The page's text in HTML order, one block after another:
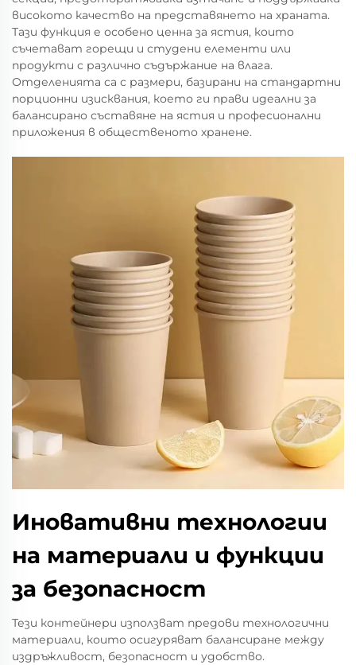
високото качество на представянето на храната.
Тази функция е особено ценна за ястия, които
съчетават горещи и студени елементи или
продукти с различно съдържание на влага.
Отделенията са с размери, базирани на стандартни
порционни изисквания, което ги прави идеални за
балансирано съставяне на ястия и професионални
приложения в общественото хранене.
Иновативни технологии
на материали и функции
за безопасност
Тези контейнери използват предови технологични
материали, които осигуряват балансиране между
издръжливост, безопасност и удобство.